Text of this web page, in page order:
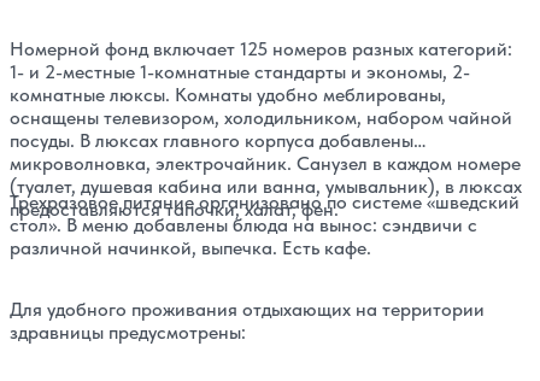
Номерной фонд включает 125 номеров разных категорий:
1- и 2-местные 1-комнатные стандарты и экономы, 2-
комнатные люксы. Комнаты удобно меблированы,
оснащены телевизором, холодильником, набором чайной
посуды. В люксах главного корпуса добавлены
микроволновка, электрочайник. Санузел в каждом номере
(туалет, душевая кабина или ванна, умывальник), в люксах
предоставляются тапочки, халат, фен.
Трехразовое питание организовано по системе «шведский
стол». В меню добавлены блюда на вынос: сэндвичи с
различной начинкой, выпечка. Есть кафе.
Для удобного проживания отдыхающих на территории
здравницы предусмотрены: